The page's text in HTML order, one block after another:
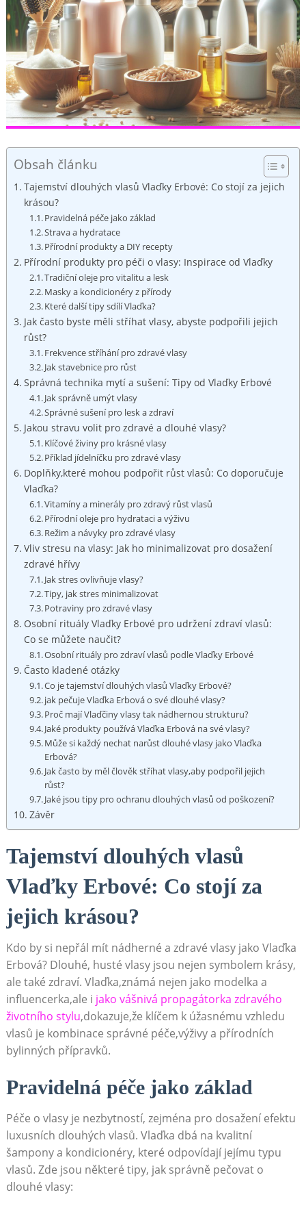
Obsah článku
Tajemství dlouhých vlasů Vlaďky Erbové: Co stojí za jejich
krásou?
Pravidelná péče jako základ
Strava a hydratace
Přírodní produkty a DIY recepty
Přírodní produkty pro péči o vlasy: Inspirace od Vlaďky
Tradiční oleje pro vitalitu a lesk
Masky a kondicionéry z přírody
Které další tipy sdílí Vlaďka?
Jak často byste měli stříhat vlasy, abyste podpořili jejich
růst?
Frekvence stříhání pro zdravé vlasy
Jak stavebnice pro růst
Správná technika mytí a sušení: Tipy od Vlaďky Erbové
Jak správně umýt vlasy
Správné sušení pro lesk a zdraví
Jakou stravu volit pro zdravé a dlouhé vlasy?
Klíčové živiny pro krásné vlasy
Příklad jídelníčku pro zdravé vlasy
Doplňky,které mohou podpořit růst vlasů: Co doporučuje
Vlaďka?
Vitamíny a minerály pro zdravý růst vlasů
Přírodní oleje pro hydrataci a výživu
Režim a návyky pro zdravé vlasy
Vliv stresu na vlasy: Jak ho minimalizovat pro dosažení
zdravé hřívy
Jak stres ovlivňuje vlasy?
Tipy, jak stres minimalizovat
Potraviny pro zdravé vlasy
Osobní rituály Vlaďky Erbové pro udržení zdraví vlasů:
Co se můžete naučit?
Osobní rituály pro zdraví vlasů podle Vlaďky Erbové
Často kladené otázky
Co je tajemství dlouhých vlasů Vlaďky Erbové?
jak pečuje Vlaďka Erbová o své dlouhé vlasy?
Proč mají Vlaďčiny vlasy tak nádhernou strukturu?
Jaké produkty používá Vlaďka Erbová na své vlasy?
Může si každý nechat narůst dlouhé vlasy jako Vlaďka
Erbová?
Jak často by měl člověk stříhat vlasy,aby podpořil jejich
růst?
Jaké jsou tipy pro ochranu dlouhých vlasů od poškození?
Závěr
Tajemství dlouhých vlasů
Vlaďky Erbové: Co stojí za
jejich krásou?
Kdo by si nepřál mít nádherné a zdravé vlasy jako Vlaďka
Erbová? Dlouhé, husté vlasy jsou nejen symbolem krásy,
ale také zdraví. Vlaďka,známá nejen jako modelka a
influencerka,ale i jako vášnivá propagátorka zdravého
životního stylu,dokazuje,že klíčem k úžasnému vzhledu
vlasů je kombinace správné péče,výživy a přírodních
bylinných přípravků.
Pravidelná péče jako základ
Péče o vlasy je nezbytností, zejména pro dosažení efektu
luxusních dlouhých vlasů. Vlaďka dbá na kvalitní
šampony a kondicionéry, které odpovídají jejímu typu
vlasů. Zde jsou některé tipy, jak správně pečovat o
dlouhé vlasy: